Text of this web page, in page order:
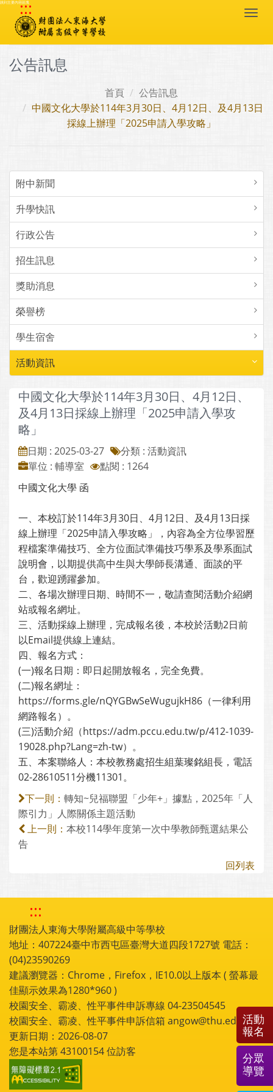
跳到主要內容區塊
:::
公告訊息
首頁
公告訊息
中國文化大學於114年3月30日、4月12日、及4月13日
採線上辦理「2025申請入學攻略」
附中新聞
升學快訊
行政公告
招生訊息
獎助消息
榮譽榜
學生宿舍
活動資訊
中國文化大學於114年3月30日、4月12日、
及4月13日採線上辦理「2025申請入學攻
略」
日期 : 2025-03-27
分類 : 活動資訊
單位 : 輔導室
點閱 : 1264
中國文化大學 函
一、本校訂於114年3月30日、4月12日、及4月13日採
線上辦理「2025申請入學攻略」，內容為全方位學習歷
程檔案準備技巧、全方位面試準備技巧學系及學系面試
說明會，以期提供高中生與大學師長溝通、面談的平
台，歡迎踴躍參加。
二、各場次辦理日期、時間不一，敬請查閱活動介紹網
站或報名網址。
三、活動採線上辦理，完成報名後，本校於活動2日前
以Email提供線上連結。
四、報名方式：
(一)報名日期：即日起開放報名，完全免費。
(二)報名網址：
https://forms.gle/nQYGBwSeWugujkH86（一律利用
網路報名）。
(三)活動介紹（https://adm.pccu.edu.tw/p/412-1039-
19028.php?Lang=zh-tw）。
五、本案聯絡人：本校教務處招生組葉璨銘組長，電話
02-28610511分機11301。
下一則： 轉知~兒福聯盟「少年+」據點，2025年「人
際引力」人際關係主題活動
上一則： 本校114學年度第一次中學教師甄選結果公
告
回列表
:::
財團法人東海大學附屬高級中等學校
地址：407224臺中市西屯區臺灣大道四段1727號 電話：
(04)23590269
建議瀏覽器：Chrome，Firefox，IE10.0以上版本 ( 螢幕最
佳顯示效果為1280*960 )
校園安全、霸凌、性平事件申訴專線 04-23504545
校園安全、霸凌、性平事件申訴信箱 angow@thu.edu.tw
更新日期：2026-08-07
您是本站第43100154位訪客
活動
報名
分眾
導覽